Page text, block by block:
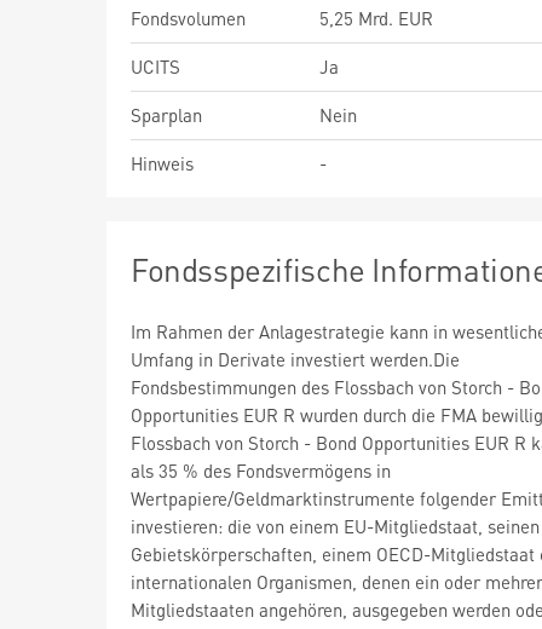
Fondsvolumen
5,25 Mrd. EUR
UCITS
Ja
Sparplan
Nein
Hinweis
-
Fondsspezifische
Im Rahmen der Anlagestrategie kann in
Umfang in Derivate investiert werden.Die
Fondsbestimmungen des Flossbach von Storch -
Opportunities EUR R wurden durch die FMA
Flossbach von Storch - Bond Opportunities EUR R
als 35 % des Fondsvermögens in
Wertpapiere/Geldmarktinstrumente folgender
investieren: die von einem EU-Mitgliedstaat, seinen
Gebietskörperschaften, einem OECD-Mitgliedstaat
internationalen Organismen, denen ein oder
Mitgliedstaaten angehören, ausgegeben werden